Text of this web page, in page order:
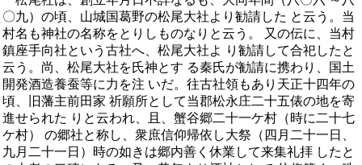
〇九）の頃、山城国葛野の松尾大社より勧請した と云う。当
村名も神社の名称をとりしものなりと云う。 又の伝に、当村
鎮座手向社という古社へ、松尾大社よ り勧請して合祀したと
云う。尚、松尾大社を氏神とす る秦氏が勧請に携わり、国土
開発酒造養蚕等に力を注 いだ。往古社領もあり天正十四年の
頃、旧藩主前田家 祈願所として当郡松永庄二十五俵の地を寄
進せられた りと云われ、且、蟹谷郷二十一ケ村（時に二十七
ケ村） の郷社と称し、衆庶信仰帰依し大祭（四月二十一日、
九月二十一日）時の如きは郷内善く休業して来集礼拝 したと